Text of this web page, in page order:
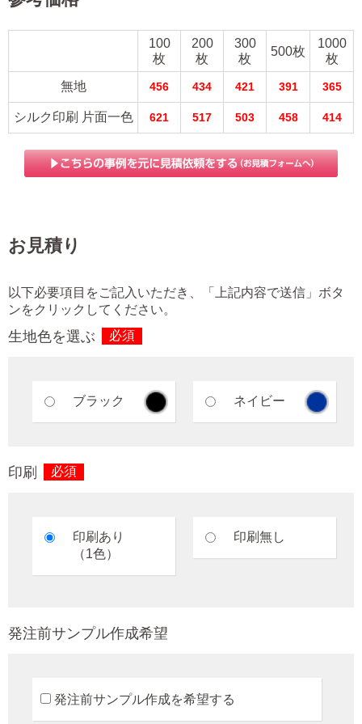
100
枚
200
枚
300
枚
500枚
1000
枚
無地
456 434 421 391 365
シルク印刷 片面一色 621 517 503 458 414
お見積り
以下必要項目をご記入いただき、「上記内容で送信」ボタ
ンをクリックしてください。
生地色を選ぶ 必須
ブラック ネイビー
印刷 必須
印刷あり
（1色）
印刷無し
発注前サンプル作成希望
発注前サンプル作成を希望する